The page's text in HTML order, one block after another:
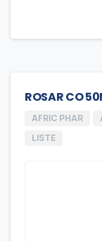
ROSAR CO
AFRIC PHAR
LISTE